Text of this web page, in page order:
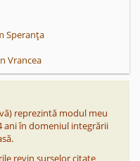
Speranța
Vrancea
reprezintă modul meu
ani în domeniul integrării
revin surselor citate